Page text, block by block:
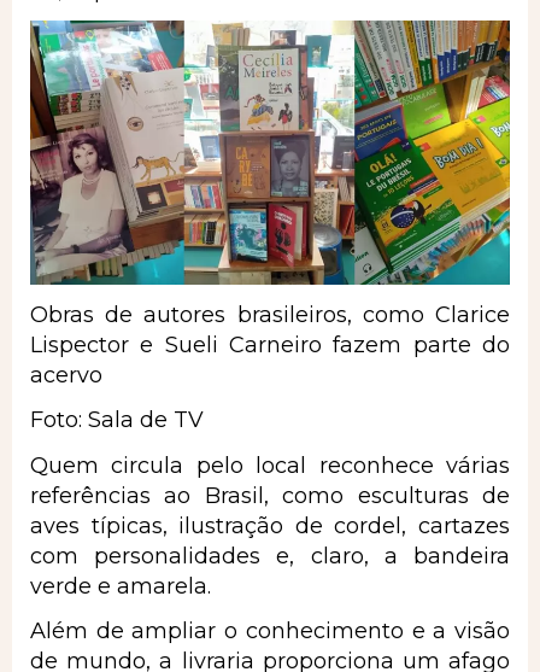
Obras de autores brasileiros, como Clarice
Lispector e Sueli Carneiro fazem parte do
acervo
Foto: Sala de TV
Quem circula pelo local reconhece várias
referências ao Brasil, como esculturas de
aves típicas, ilustração de cordel, cartazes
com personalidades e, claro, a bandeira
verde e amarela.
Além de ampliar o conhecimento e a visão
de mundo, a livraria proporciona um afago